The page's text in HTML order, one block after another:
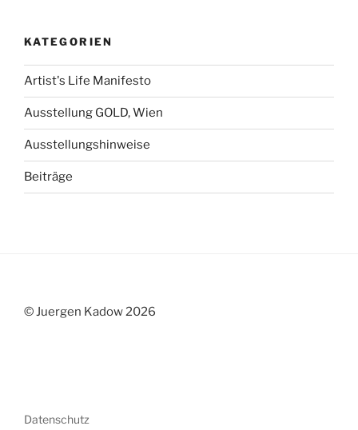
KATEGORIEN
Artist's Life Manifesto
Ausstellung GOLD, Wien
Ausstellungshinweise
Beiträge
© Juergen Kadow 2026
Datenschutz